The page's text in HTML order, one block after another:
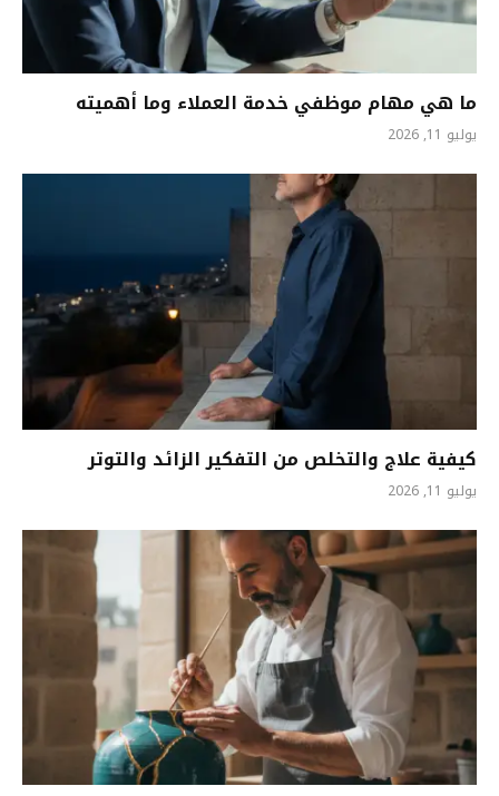
ما هي مهام موظفي خدمة العملاء وما أهميته
يوليو 11, 2026
كيفية علاج والتخلص من التفكير الزائد والتوتر
يوليو 11, 2026